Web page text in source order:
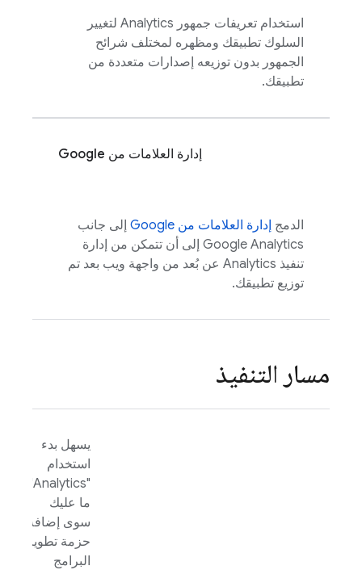
استخدام تعريفات جمهور Analytics لتغيير
السلوك تطبيقك ومظهره لمختلف شرائح
الجمهور بدون توزيعه إصدارات متعددة من
تطبيقك.
إدارة العلامات من Google
الدمج إدارة العلامات من Google
إلى جانب
Google Analytics إلى أن تتمكن من إدارة
تنفيذ Analytics عن بُعد من واجهة ويب بعد تم
توزيع تطبيقك.
مسار التنفيذ
يسهل بدء
استخدام
"
Analytics
ما عليك
سوى إضافة
حزمة تطوير
البرامج